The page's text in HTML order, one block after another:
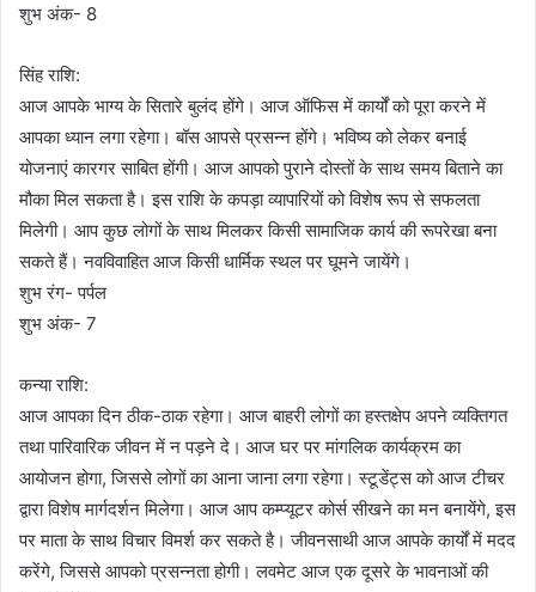
शुभ अंक- 8
सिंह राशि:
आज आपके भाग्य के सितारे बुलंद होंगे। आज ऑफिस में कार्यों को पूरा करने में
आपका ध्यान लगा रहेगा। बॉस आपसे प्रसन्न होंगे। भविष्य को लेकर बनाई
योजनाएं कारगर साबित होंगी। आज आपको पुराने दोस्तों के साथ समय बिताने का
मौका मिल सकता है। इस राशि के कपड़ा व्यापारियों को विशेष रूप से सफलता
मिलेगी। आप कुछ लोगों के साथ मिलकर किसी सामाजिक कार्य की रूपरेखा बना
सकते हैं। नवविवाहित आज किसी धार्मिक स्थल पर घूमने जायेंगे।
शुभ रंग- पर्पल
शुभ अंक- 7
कन्या राशि:
आज आपका दिन ठीक-ठाक रहेगा। आज बाहरी लोगों का हस्तक्षेप अपने व्यक्तिगत
तथा पारिवारिक जीवन में न पड़ने दे। आज घर पर मांगलिक कार्यक्रम का
आयोजन होगा, जिससे लोगों का आना जाना लगा रहेगा। स्टूडेंट्स को आज टीचर
द्वारा विशेष मार्गदर्शन मिलेगा। आज आप कम्प्यूटर कोर्स सीखने का मन बनायेंगे, इस
पर माता के साथ विचार विमर्श कर सकते है। जीवनसाथी आज आपके कार्यों में मदद
करेंगे, जिससे आपको प्रसन्नता होगी। लवमेट आज एक दूसरे के भावनाओं की